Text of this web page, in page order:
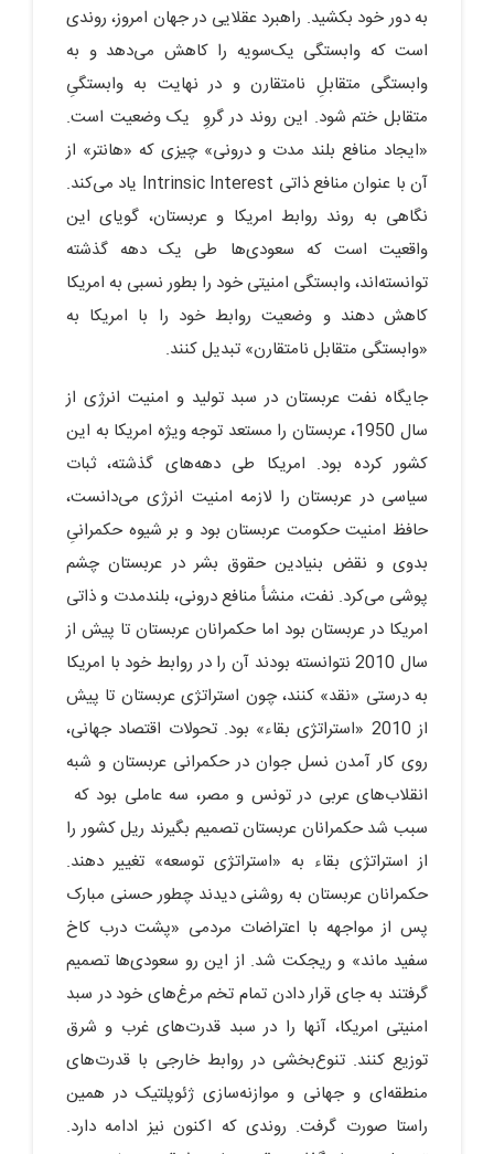
به دور خود بکشید. راهبرد عقلایی در جهان امروز، روندی
است که وابستگی یک‌سویه را کاهش می‌دهد و به
وابستگی متقابلِ نامتقارن و در نهایت به وابستگیِ
متقابل ختم شود. این روند در گروِ یک وضعیت است.
«ایجاد منافع بلند مدت و درونی» چیزی که «هانتر» از
آن با عنوان منافع ذاتی Intrinsic Interest یاد می‌کند.
نگاهی به روند روابط امریکا و عربستان، گویای این
واقعیت است که سعودی‌ها طی یک دهه گذشته
توانسته‌اند، وابستگی امنیتی خود را بطور نسبی به امریکا
کاهش دهند و وضعیت روابط خود را با امریکا به
«وابستگی متقابل نامتقارن» تبدیل کنند.
جایگاه نفت عربستان در سبد تولید و امنیت انرژی از
سال 1950، عربستان را مستعد توجه ویژه امریکا به این
کشور کرده بود. امریکا طی دهه‌های گذشته، ثبات
سیاسی در عربستان را لازمه امنیت انرژی می‌دانست،
حافظ امنیت حکومت عربستان بود و بر شیوه حکمرانیِ
بدوی و نقض بنیادین حقوق بشر در عربستان چشم
پوشی می‌کرد. نفت، منشأ منافع درونی، بلندمدت و ذاتی
امریکا در عربستان بود اما حکمرانان عربستان تا پیش از
سال 2010 نتوانسته بودند آن را در روابط خود با امریکا
به درستی «نقد» کنند، چون استراتژی عربستان تا پیش
از 2010 «استراتژی بقاء» بود. تحولات اقتصاد جهانی،
روی کار آمدن نسل جوان در حکمرانی عربستان و شبه
انقلاب‌های عربی در تونس و مصر، سه عاملی بود که
سبب شد حکمرانان عربستان تصمیم بگیرند ریل کشور را
از استراتژی بقاء به «استراتژی توسعه» تغییر دهند.
حکمرانان عربستان به روشنی دیدند چطور حسنی مبارک
پس از مواجهه با اعتراضات مردمی «پشت درب کاخ
سفید ماند» و ریجکت شد. از این رو سعودی‌ها تصمیم
گرفتند به جای قرار دادن تمام تخم مرغ‌های خود در سبد
امنیتی امریکا، آنها را در سبد قدرت‌های غرب و شرق
توزیع کنند. تنوع‌بخشی در روابط خارجی با قدرت‌های
منطقه‌ای و جهانی و موازنه‌سازی ژئوپلتیک در همین
راستا صورت گرفت. روندی که اکنون نیز ادامه دارد.